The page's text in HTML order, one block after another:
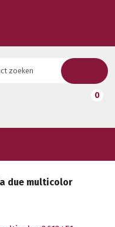
0
due multicolor